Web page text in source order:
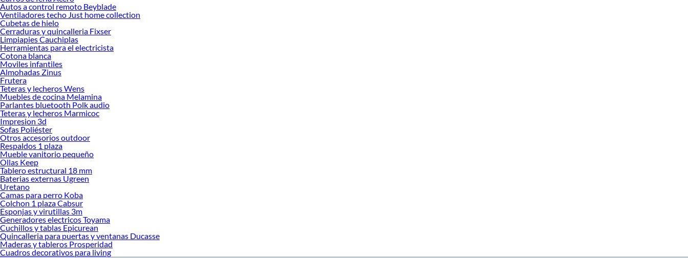
Autos a control remoto Beyblade
Ventiladores techo Just home collection
Cubetas de hielo
Cerraduras y quincalleria Fixser
Limpiapies Cauchiplas
Herramientas para el electricista
Cotona blanca
Moviles infantiles
Almohadas Zinus
Frutera
Teteras y lecheros Wens
Muebles de cocina Melamina
Parlantes bluetooth Polk audio
Teteras y lecheros Marmicoc
Impresion 3d
Sofas Poliéster
Otros accesorios outdoor
Respaldos 1 plaza
Mueble vanitorio pequeño
Ollas Keep
Tablero estructural 18 mm
Baterias externas Ugreen
Uretano
Camas para perro Koba
Colchon 1 plaza Cabsur
Esponjas y virutillas 3m
Generadores electricos Toyama
Cuchillos y tablas Epicurean
Quincalleria para puertas y ventanas Ducasse
Maderas y tableros Prosperidad
Cuadros decorativos para living